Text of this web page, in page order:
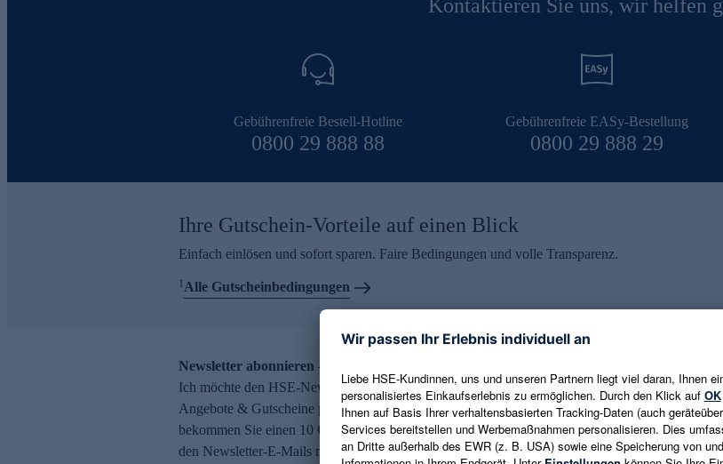
Kontaktieren Sie uns, wir helfen
Gebührenfreie Bestell-Hotline
0800 29 888 88
Gebührenfreie EASy-Bestellung
0800 29 888 29
Ihre Gutschein-Vorteile auf einen Blick
Einfach einlösen und sofort sparen. Faire Bedingungen und volle Transparenz.
1Alle Gutscheinbedingungen
Newsletter abonnieren – 10 € Gutschein erhalten
Ich möchte den HSE-Newsletter abonnieren und aktuelle Trends,
Angebote & Gutscheine per E-Mail erhalten. Als Dankeschön
bekommen Sie einen 10 € Gutschein. Eine Abmeldung ist jederzeit in
den Newsletter-E-Mails möglich.
E-Mail-Adresse
Es gelten die